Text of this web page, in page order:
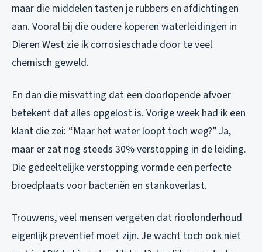
maar die middelen tasten je rubbers en afdichtingen
aan. Vooral bij die oudere koperen waterleidingen in
Dieren West zie ik corrosieschade door te veel
chemisch geweld.
En dan die misvatting dat een doorlopende afvoer
betekent dat alles opgelost is. Vorige week had ik een
klant die zei: “Maar het water loopt toch weg?” Ja,
maar er zat nog steeds 30% verstopping in de leiding.
Die gedeeltelijke verstopping vormde een perfecte
broedplaats voor bacteriën en stankoverlast.
Trouwens, veel mensen vergeten dat rioolonderhoud
eigenlijk preventief moet zijn. Je wacht toch ook niet